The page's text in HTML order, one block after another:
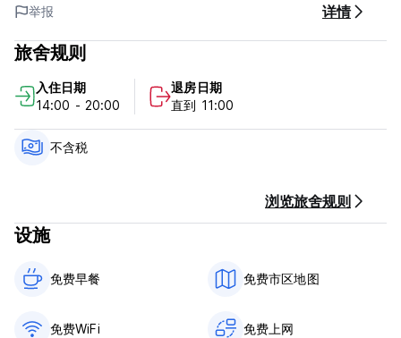
我们距离圣伊莎贝尔地铁站仅几个街区，毗邻普罗维登西亚的布斯
塔曼特公园，步行即可到达主要旅游景点（贝拉维斯塔、圣克里斯
托瓦尔、圣卢西亚）。这是一个非常安全的社区，周围有餐馆、酒
Ventana Sur 的经理 Ivan 一直住在圣地亚哥，这家旅馆已经运营
了 13 年，因此我们肯定可以为您提供有关我们心爱的圣地亚哥的
所有信息。
- 炒鸡蛋
- 果酱
- 黄油
举报 详情
旅舍规则
入住日期
14:00 - 20:00
退房日期
直到 11:00
不含税
浏览旅舍规则
设施
免费早餐‎ 免费市区地图
免费WiFi 免费上网